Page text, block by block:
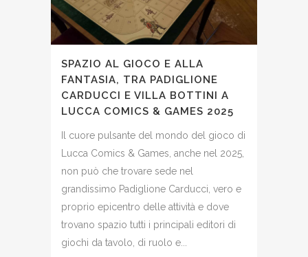
SPAZIO AL GIOCO E ALLA
FANTASIA, TRA PADIGLIONE
CARDUCCI E VILLA BOTTINI A
LUCCA COMICS & GAMES 2025
Il cuore pulsante del mondo del gioco di
Lucca Comics & Games, anche nel 2025,
non può che trovare sede nel
grandissimo Padiglione Carducci, vero e
proprio epicentro delle attività e dove
trovano spazio tutti i principali editori di
giochi da tavolo, di ruolo e...